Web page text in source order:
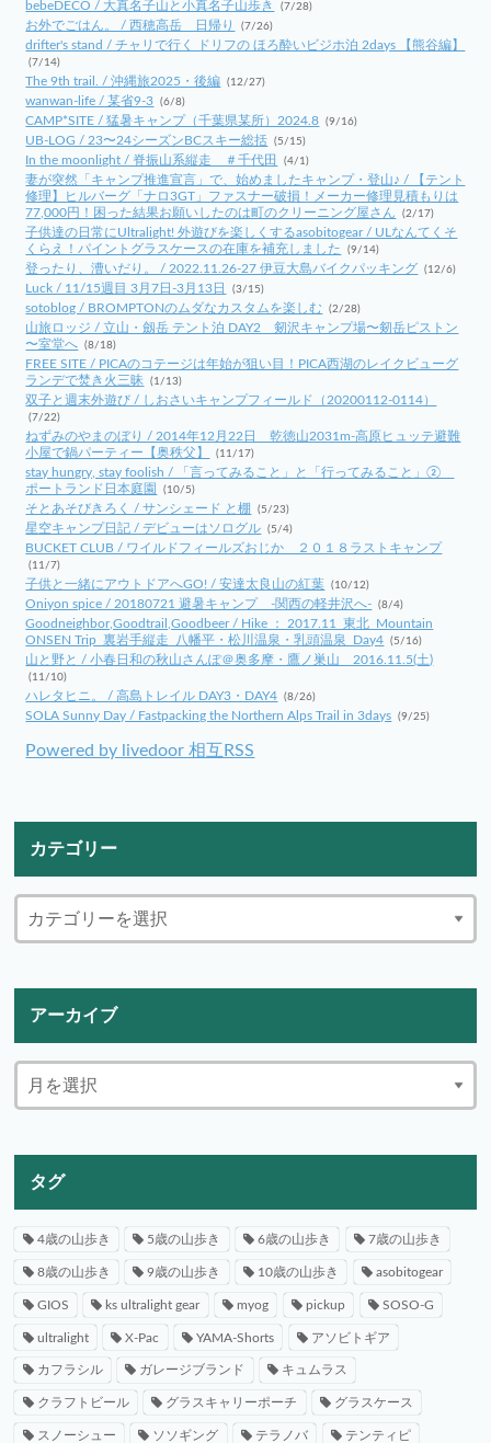
bebeDECO / 大真名子山と小真名子山歩き (7/28)
お外でごはん。 / 西穂高岳 日帰り (7/26)
drifter's stand / チャリで行く ドリフの ほろ酔いビジホ泊 2days 【熊谷編】
(7/14)
The 9th trail. / 沖縄旅2025・後編 (12/27)
wanwan-life / 某省9-3 (6/8)
CAMP*SITE / 猛暑キャンプ（千葉県某所）2024.8 (9/16)
UB-LOG / 23〜24シーズンBCスキー総括 (5/15)
In the moonlight / 脊振山系縦走 ＃千代田 (4/1)
妻が突然「キャンプ推進宣言」で、始めましたキャンプ・登山♪ / 【テント
修理】ヒルバーグ「ナロ3GT」ファスナー破損！メーカー修理見積もりは
77,000円！困った結果お願いしたのは町のクリーニング屋さん
(2/17)
子供達の日常にUltralight! 外遊びを楽しくするasobitogear / ULなんてくそ
くらえ！パイントグラスケースの在庫を補充しました
(9/14)
登ったり、漕いだり。 / 2022.11.26-27 伊豆大島バイクパッキング (12/6)
Luck / 11/15週目 3月7日-3月13日 (3/15)
sotoblog / BROMPTONのムダなカスタムを楽しむ (2/28)
山旅ロッジ / 立山・劔岳 テント泊 DAY2 剱沢キャンプ場〜剱岳ピストン
〜室堂へ (8/18)
FREE SITE / PICAのコテージは年始が狙い目！PICA西湖のレイクビューグ
ランデで焚き火三昧
(1/13)
双子と週末外遊び / しおさいキャンプフィールド（20200112-0114）
(7/22)
ねずみのやまのぼり / 2014年12月22日 乾徳山2031m-高原ヒュッテ避難
小屋で鍋パーティー【奥秩父】
(11/17)
stay hungry, stay foolish / 「言ってみること」と「行ってみること」②
ポートランド日本庭園
(10/5)
そとあそびきろく / サンシェード と棚 (5/23)
星空キャンプ日記 / デビューはソログル (5/4)
BUCKET CLUB / ワイルドフィールズおじか ２０１８ラストキャンプ
(11/7)
子供と一緒にアウトドアへGO! / 安達太良山の紅葉 (10/12)
Oniyon spice / 20180721 避暑キャンプ -関西の軽井沢へ- (8/4)
Goodneighbor,Goodtrail,Goodbeer / Hike ： 2017.11_東北_Mountain
ONSEN Trip_裏岩手縦走_八幡平・松川温泉・乳頭温泉_Day4 (5/16)
山と野と / 小春日和の秋山さんぽ＠奥多摩・鷹ノ巣山 2016.11.5(土)
(11/10)
ハレタヒニ。 / 高島トレイル DAY3・DAY4 (8/26)
SOLA Sunny Day / Fastpacking the Northern Alps Trail in 3days (9/25)
Powered by livedoor 相互RSS
カテゴリー
アーカイブ
タグ
4歳の山歩き 5歳の山歩き 6歳の山歩き 7歳の山歩き
8歳の山歩き 9歳の山歩き 10歳の山歩き asobitogear
GIOS ks ultralight gear myog pickup SOSO-G
ultralight X-Pac YAMA-Shorts アソビトギア
カフラシル ガレージブランド キュムラス
クラフトビール グラスキャリーポーチ グラスケース
スノーシュー ソソギング テラノバ テンティピ